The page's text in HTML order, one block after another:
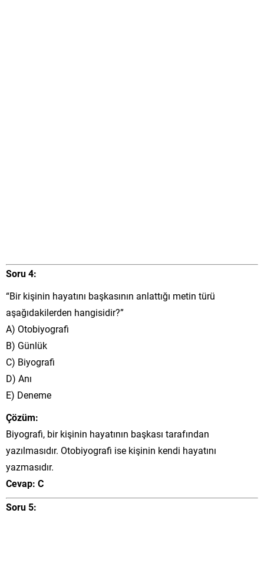
Soru 4:
“Bir kişinin hayatını başkasının anlattığı metin türü
aşağıdakilerden hangisidir?”
A) Otobiyografi
B) Günlük
C) Biyografi
D) Anı
E) Deneme
Çözüm:
Biyografi, bir kişinin hayatının başkası tarafından
yazılmasıdır. Otobiyografi ise kişinin kendi hayatını
yazmasıdır.
Cevap: C
Soru 5: